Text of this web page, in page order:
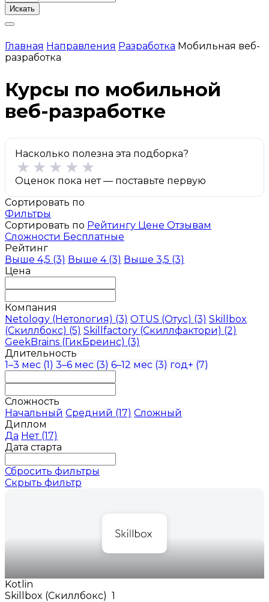
Искать
Главная Направления Разработка Мобильная веб-
разработка
Курсы по мобильной
веб-разработке
Насколько полезна эта подборка?
★ ★ ★ ★ ★
Оценок пока нет — поставьте первую
Сортировать по
Фильтры
Сортировать по Рейтингу Цене Отзывам
Сложности Бесплатные
Рейтинг
Выше 4,5 (3) Выше 4 (3) Выше 3,5 (3)
Цена
Компания
Netology (Нетология) (3) OTUS (Отус) (3) Skillbox
(Скиллбокс) (5) Skillfactory (Скиллфактори) (2)
GeekBrains (ГикБреинс) (3)
Длительность
1–3 мес (1) 3–6 мес (3) 6–12 мес (3) год+ (7)
Сложность
Начальный Средний (17) Сложный
Диплом
Да Нет (17)
Дата старта
Сбросить фильтры
Скрыть фильтр
Kotlin
Skillbox (Скиллбокс) 1